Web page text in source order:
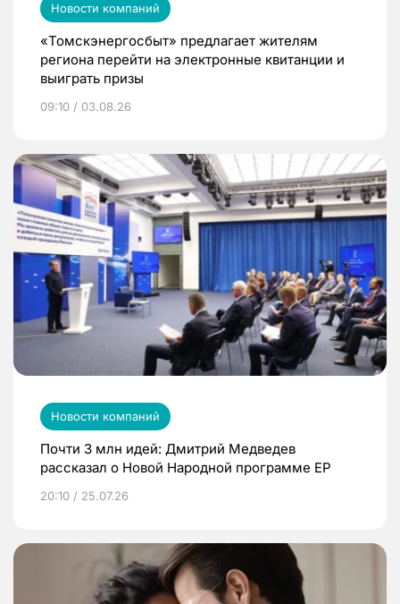
Новости компаний
«Томскэнергосбыт» предлагает жителям
региона перейти на электронные квитанции и
выиграть призы
09:10 / 03.08.26
Новости компаний
Почти 3 млн идей: Дмитрий Медведев
рассказал о Новой Народной программе ЕР
20:10 / 25.07.26